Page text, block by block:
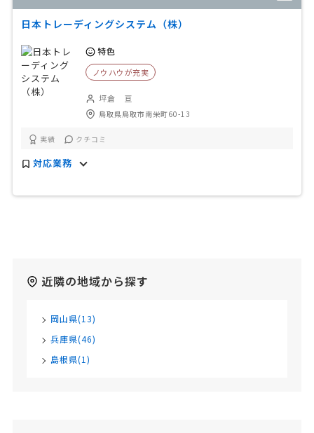
日本トレーディングシステム（株）
特色
ノウハウが充実
坪倉 亘
鳥取県鳥取市南栄町60-13
実績 クチコミ
対応業務
近隣の地域から探す
岡山県(13)
兵庫県(46)
島根県(1)